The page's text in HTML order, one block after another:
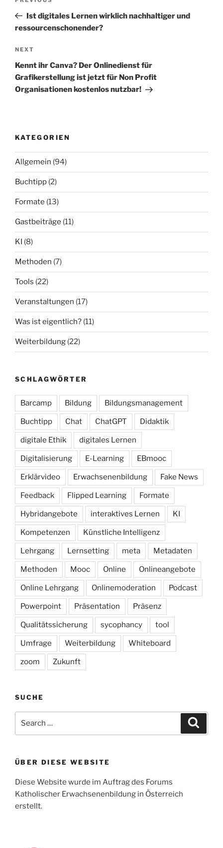
PostIst digitales Lernen wirklich nachhaltiger und
ressourcenschonender?
Next
Post
NEXT
Kennt ihr Canva? Der Onlinedienst für
Grafikerstellung ist jetzt für Non Profit
Organisationen kostenlos nutzbar!
KATEGORIEN
Allgemein (94)
Buchtipp (2)
Formate (13)
Gastbeiträge (11)
KI (8)
Methoden (7)
Tools (22)
Veranstaltungen (17)
Was ist eigentlich? (11)
Weiterbildung (22)
SCHLAGWÖRTER
Barcamp Bildung Bildungsmanagement
Buchtipp Chat ChatGPT Didaktik
digitale Ethik digitales Lernen
Digitalisierung E-Learning EBmooc
Erklärvideo Erwachsenenbildung Fake News
Feedback Flipped Learning Formate
Hybridangebote interaktives Lernen KI
Kompetenzen Künstliche Intelligenz
Lehrgang Lernsetting meta Metadaten
Methoden Mooc Online Onlineangebote
Online Lehrgang Onlinemoderation Podcast
Powerpoint Präsentation Präsenz
Qualitätssicherung sycophancy tool
Umfrage Weiterbildung Whiteboard
zoom Zukunft
SUCHE
ÜBER DIESE WEBSITE
Diese Website wurde im Auftrag des Forums
Katholischer Erwachsenenbildung in Österreich
erstellt.